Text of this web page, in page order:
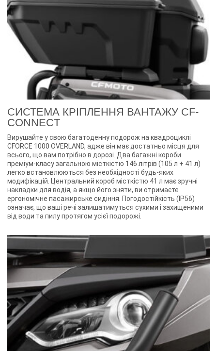
СИСТЕМА КРІПЛЕННЯ ВАНТАЖУ CF-
CONNECT
Вирушайте у свою багатоденну подорож на квадроциклі
CFORCE 1000 OVERLAND, адже він має достатньо місця для
всього, що вам потрібно в дорозі. Два багажні короби
преміум-класу загальною місткістю 146 літрів (105 л + 41 л)
легко встановлюються без необхідності будь-яких
модифікацій. Центральний короб місткістю 41 л має зручні
накладки для водія, а якщо його зняти, ви отримаєте
ергономічне пасажирське сидіння. Погодостійкість (IP56)
означає, що ваші речі залишатимуться сухими і захищеними
від води та пилу протягом усієї подорожі.